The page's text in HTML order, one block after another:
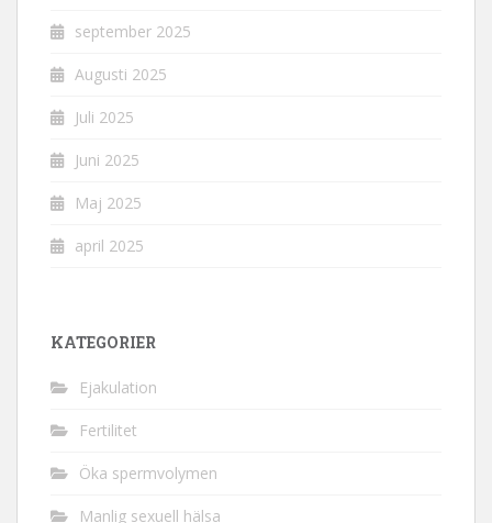
september 2025
Augusti 2025
Juli 2025
Juni 2025
Maj 2025
april 2025
KATEGORIER
Ejakulation
Fertilitet
Öka spermvolymen
Manlig sexuell hälsa